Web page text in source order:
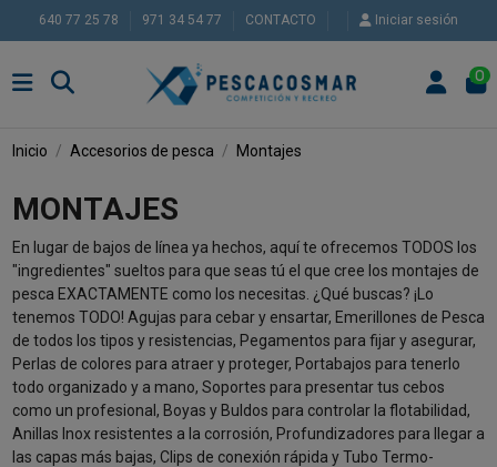
640 77 25 78 971 34 54 77 CONTACTO Iniciar sesión
0
Inicio Accesorios de pesca Montajes
MONTAJES
En lugar de bajos de línea ya hechos, aquí te ofrecemos TODOS los
"ingredientes" sueltos para que seas tú el que cree los montajes de
pesca EXACTAMENTE como los necesitas. ¿Qué buscas? ¡Lo
tenemos TODO! Agujas para cebar y ensartar, Emerillones de Pesca
de todos los tipos y resistencias, Pegamentos para fijar y asegurar,
Perlas de colores para atraer y proteger, Portabajos para tenerlo
todo organizado y a mano, Soportes para presentar tus cebos
como un profesional, Boyas y Buldos para controlar la flotabilidad,
Anillas Inox resistentes a la corrosión, Profundizadores para llegar a
las capas más bajas, Clips de conexión rápida y Tubo Termo-